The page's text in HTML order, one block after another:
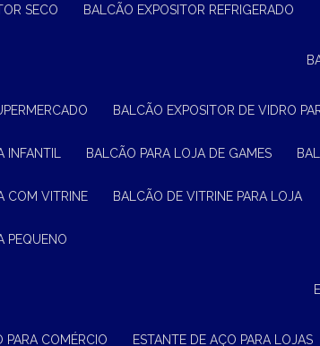
SECO BALCÃO EXPOSITOR REFRIGERADO
BALCÃO EXPOSITOR DE VIDRO
INFANTIL BALCÃO PARA LOJA DE GAMES
COM VITRINE BALCÃO DE VITRINE PARA LOJA
PEQUENO
PARA COMÉRCIO ESTANTE DE AÇO PARA LOJAS